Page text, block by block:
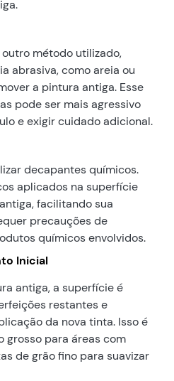
método utilizado,
abrasiva, como areia ou
a pintura antiga. Esse
pode ser mais agressivo
e exigir cuidado adicional.
decapantes químicos.
aplicados na superfície
facilitando sua
precauções de
químicos envolvidos.
Inicial
antiga, a superfície é
restantes e
da nova tinta. Isso é
grosso para áreas com
de grão fino para suavizar